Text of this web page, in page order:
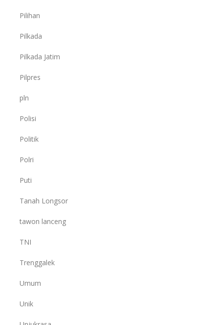
Pilihan
Pilkada
Pilkada Jatim
Pilpres
pln
Polisi
Politik
Polri
Puti
Tanah Longsor
tawon lanceng
TNI
Trenggalek
Umum
Unik